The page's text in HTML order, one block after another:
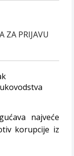
ZA PRIJAVU
najveće
korupcije iz